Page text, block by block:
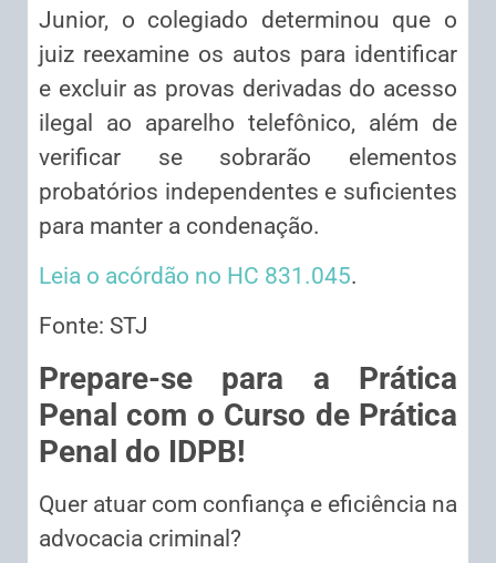
Junior, o colegiado determinou que o
juiz reexamine os autos para identificar
e excluir as provas derivadas do acesso
ilegal ao aparelho telefônico, além de
verificar se sobrarão elementos
probatórios independentes e suficientes
para manter a condenação.
Leia o acórdão no HC 831.045.
Fonte: STJ
Prepare-se para a Prática
Penal com o Curso de Prática
Penal do IDPB!
Quer atuar com confiança e eficiência na
advocacia criminal?